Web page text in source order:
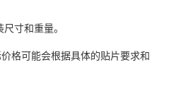
寸和重量。
格可能会根据具体的贴片要求和